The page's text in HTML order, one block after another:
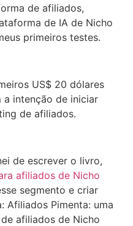
de afiliados,
de IA de Nicho
primeiros testes.
US$ 20 dólares
a intenção de iniciar
de afiliados.
de escrever o livro,
afiliados de Nicho
segmento e criar
Afiliados Pimenta: uma
afiliados de Nicho